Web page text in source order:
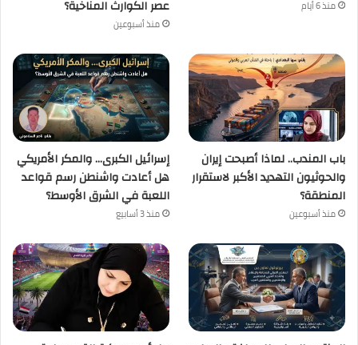
منذ 6 أيام
عصر الكوارث المناخية؟
منذ أسبوعين
باب المندب.. لماذا أصبحت إيران
والحوثيون التهديد الأكبر لاستقرار
المنطقة؟
منذ أسبوعين
إسرائيل الكبرى… والمكر الأمريكي
هل أعادت واشنطن رسم قواعد
اللعبة في الشرق الأوسط؟
منذ 3 أسابيع